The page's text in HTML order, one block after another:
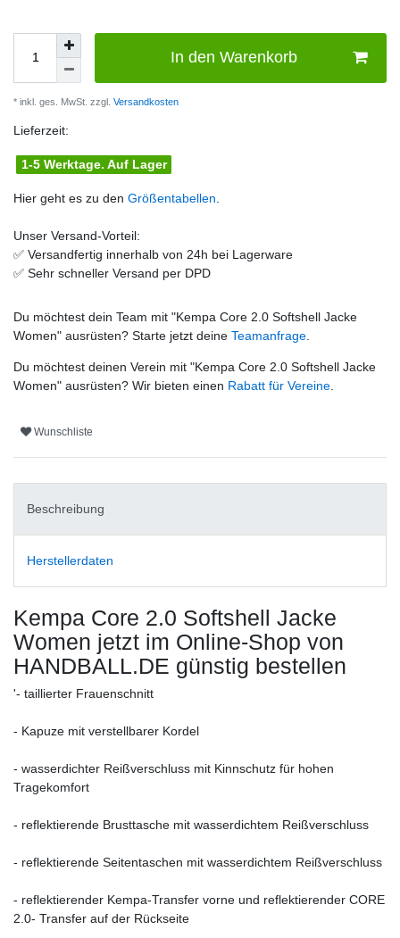
In den Warenkorb
* inkl. ges. MwSt. zzgl. Versandkosten
Lieferzeit:
1-5 Werktage. Auf Lager
Hier geht es zu den Größentabellen
Unser Versand-Vorteil:
✅ Versandfertig innerhalb von 24h bei Lagerware
✅ Sehr schneller Versand per DPD
Du möchtest dein Team mit "Kempa Core 2.0 Softshell Jacke
Women" ausrüsten? Starte jetzt deine Teamanfrage
Du möchtest deinen Verein mit "Kempa Core 2.0 Softshell Jacke
Women" ausrüsten? Wir bieten einen Rabatt für Vereine
Wunschliste
Beschreibung
Herstellerdaten
Kempa Core 2.0 Softshell Jacke
Women jetzt im Online-Shop von
HANDBALL.DE günstig bestellen
'- taillierter Frauenschnitt
- Kapuze mit verstellbarer Kordel
- wasserdichter Reißverschluss mit Kinnschutz für hohen
Tragekomfort
- reflektierende Brusttasche mit wasserdichtem Reißverschluss
- reflektierende Seitentaschen mit wasserdichtem Reißverschluss
- reflektierender Kempa-Transfer vorne und reflektierender CORE
2.0- Transfer auf der Rückseite